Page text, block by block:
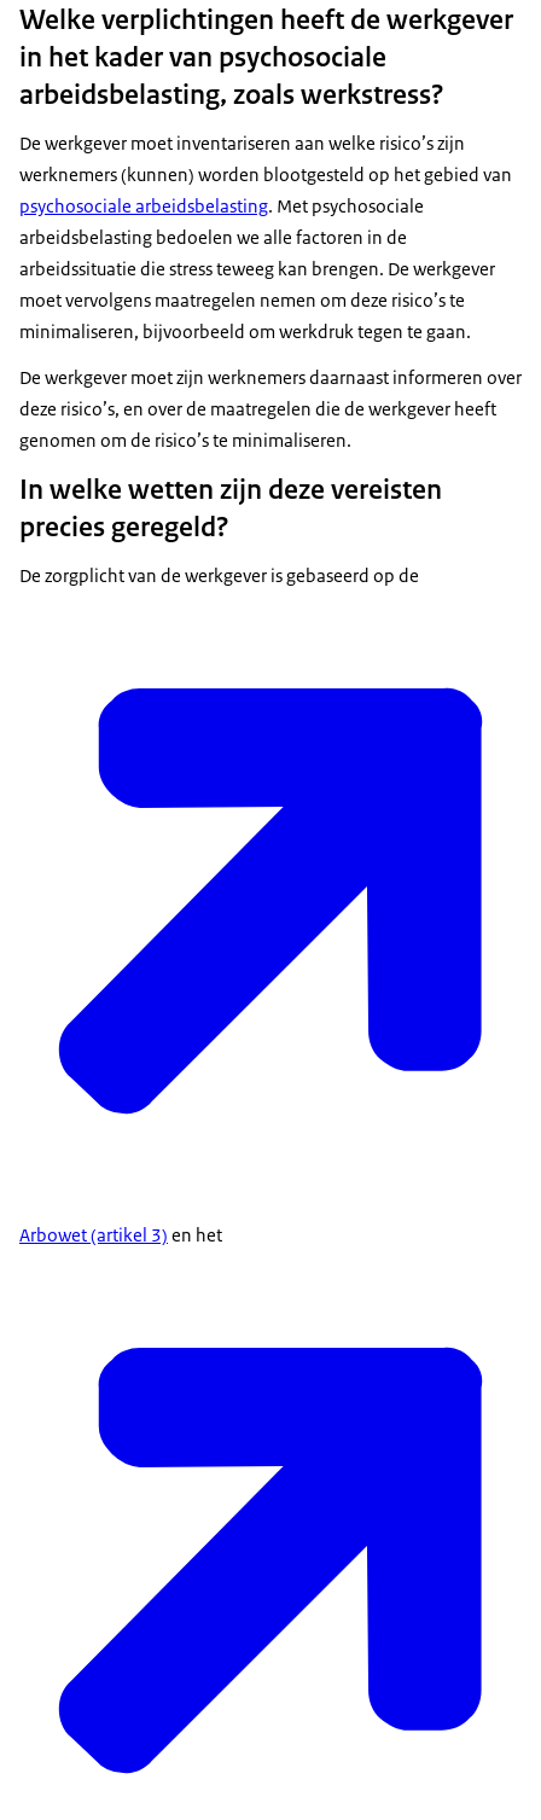
Welke verplichtingen heeft de werkgever
in het kader van psychosociale
arbeidsbelasting, zoals werkstress?
De werkgever moet inventariseren aan welke risico’s zijn
werknemers (kunnen) worden blootgesteld op het gebied van
psychosociale arbeidsbelasting. Met psychosociale
arbeidsbelasting bedoelen we alle factoren in de
arbeidssituatie die stress teweeg kan brengen. De werkgever
moet vervolgens maatregelen nemen om deze risico’s te
minimaliseren, bijvoorbeeld om werkdruk tegen te gaan.
De werkgever moet zijn werknemers daarnaast informeren over
deze risico’s, en over de maatregelen die de werkgever heeft
genomen om de risico’s te minimaliseren.
In welke wetten zijn deze vereisten
precies geregeld?
De zorgplicht van de werkgever is gebaseerd op de
Arbowet (artikel 3) en het